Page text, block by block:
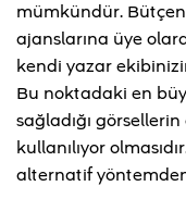
mümkündür.
ajanslarına üye
kendi yazar
Bu noktadaki en
sağladığı
kullanılıyor
alternatif